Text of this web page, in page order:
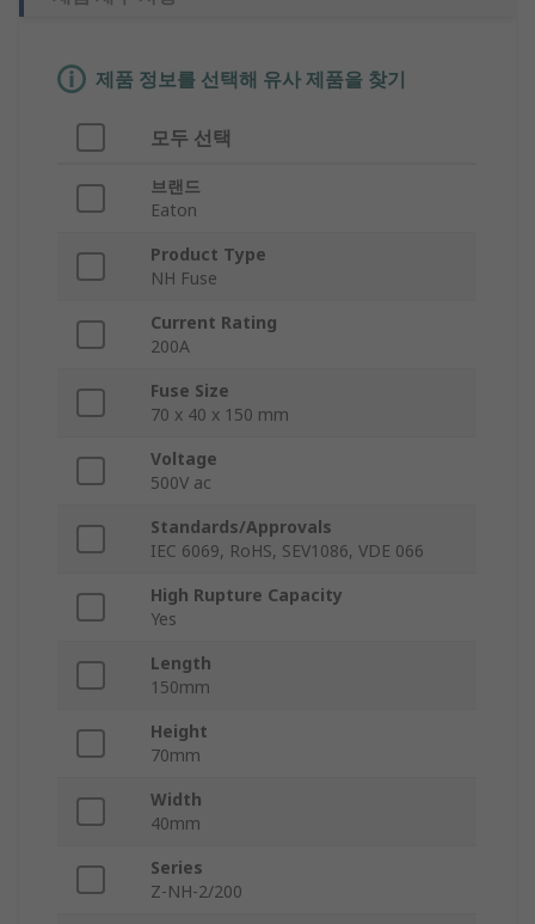
제품 정보를 선택해 유사 제품을 찾기
모두 선택
브랜드
Eaton
Product Type
NH Fuse
Current Rating
200A
Fuse Size
70 x 40 x 150 mm
Voltage
500V ac
Standards/Approvals
IEC 6069, RoHS, SEV1086, VDE 066
High Rupture Capacity
Yes
Length
150mm
Height
70mm
Width
40mm
Series
Z-NH-2/200